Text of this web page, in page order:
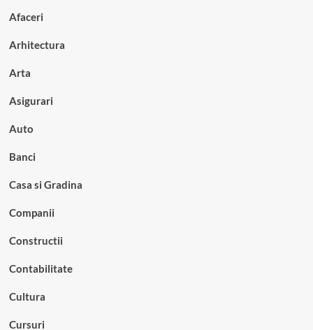
Afaceri
Arhitectura
Arta
Asigurari
Auto
Banci
Casa si Gradina
Companii
Constructii
Contabilitate
Cultura
Cursuri